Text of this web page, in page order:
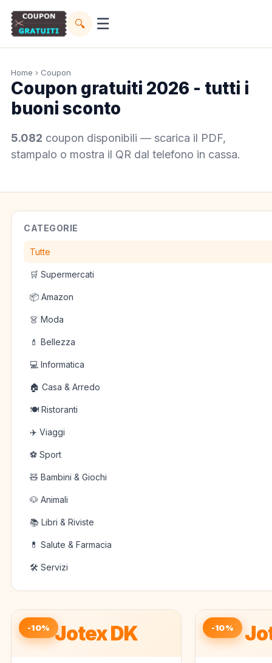
🔍 ☰
Home › Coupon
Coupon gratuiti 2026 - tutti i
buoni sconto
5.082 coupon disponibili — scarica il PDF,
stampalo o mostra il QR dal telefono in cassa.
CATEGORIE
Tutte
🛒 Supermercati
📦 Amazon
👗 Moda
💄 Bellezza
💻 Informatica
🏠 Casa & Arredo
🍽️ Ristoranti
✈️ Viaggi
⚽ Sport
🧸 Bambini & Giochi
🐶 Animali
📚 Libri & Riviste
💊 Salute & Farmacia
🛠️ Servizi
Jotex DK
-10% -10%